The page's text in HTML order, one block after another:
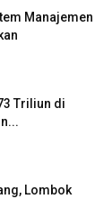
Manajemen
Triliun di
Lombok